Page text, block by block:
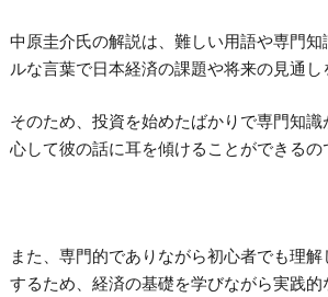
中原圭介氏の解説は、難しい用語や専門
ルな言葉で日本経済の課題や将来の見通し
そのため、投資を始めたばかりで専門知
心して彼の話に耳を傾けることができるの
また、専門的でありながら初心者でも理
するため、経済の基礎を学びながら実践的